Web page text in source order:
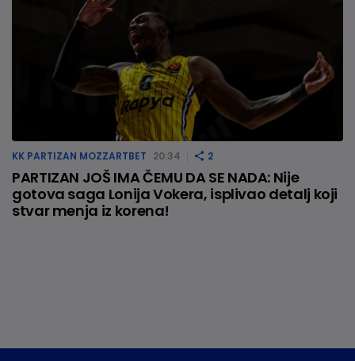
KK PARTIZAN MOZZARTBET 20:34 2
PARTIZAN JOŠ IMA ČEMU DA SE NADA: Nije
gotova saga Lonija Vokera, isplivao detalj koji
stvar menja iz korena!